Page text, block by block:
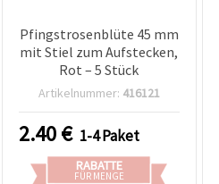
Pfingstrosenblüte 45 mm
mit Stiel zum Aufstecken,
Rot – 5 Stück
Artikelnummer: 416121
2.40€ 1-4 Paket
RABATTE
FÜR MENGE